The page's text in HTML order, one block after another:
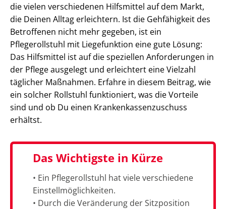
die vielen verschiedenen Hilfsmittel auf dem Markt,
die Deinen Alltag erleichtern. Ist die Gehfähigkeit des
Betroffenen nicht mehr gegeben, ist ein
Pflegerollstuhl mit Liegefunktion eine gute Lösung:
Das Hilfsmittel ist auf die speziellen Anforderungen in
der Pflege ausgelegt und erleichtert eine Vielzahl
täglicher Maßnahmen. Erfahre in diesem Beitrag, wie
ein solcher Rollstuhl funktioniert, was die Vorteile
sind und ob Du einen Krankenkassenzuschuss
erhältst.
Das Wichtigste in Kürze
• Ein Pflegerollstuhl hat viele verschiedene
Einstellmöglichkeiten.
• Durch die Veränderung der Sitzposition